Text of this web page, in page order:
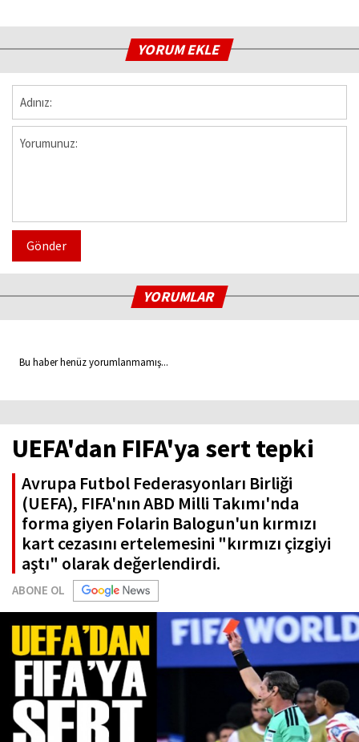
YORUM EKLE
Gönder
YORUMLAR
Bu haber henüz yorumlanmamış...
UEFA'dan FIFA'ya sert tepki
Avrupa Futbol Federasyonları Birliği
(UEFA), FIFA'nın ABD Milli Takımı'nda
forma giyen Folarin Balogun'un kırmızı
kart cezasını ertelemesini "kırmızı çizgiyi
aştı" olarak değerlendirdi.
ABONE OL